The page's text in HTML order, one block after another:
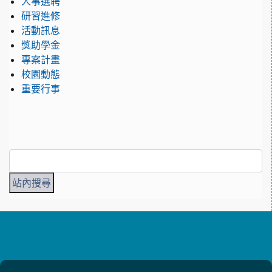
研習進修
活動訊息
獎助學金
專案計畫
校園動態
重要行事